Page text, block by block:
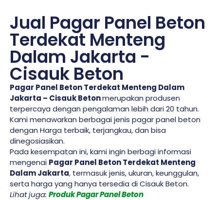
Jual Pagar Panel Beton
Terdekat Menteng
Dalam Jakarta -
Cisauk Beton
Pagar Panel Beton Terdekat Menteng Dalam
Jakarta – Cisauk Betonmerupakan produsen
terpercaya dengan pengalaman lebih dari 20 tahun.
Kami menawarkan berbagai jenis pagar panel beton
dengan Harga terbaik, terjangkau, dan bisa
dinegosiasikan.
Pada kesempatan ini, kami ingin berbagi informasi
mengenai Pagar Panel Beton Terdekat Menteng
Dalam Jakarta, termasuk jenis, ukuran, keunggulan,
serta harga yang hanya tersedia di Cisauk Beton.
Lihat juga: Produk Pagar Panel Beton